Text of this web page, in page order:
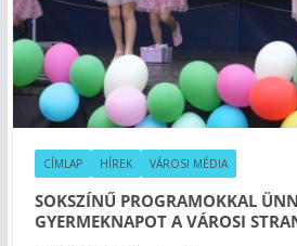
CÍMLAP HÍREK VÁROSI MÉDIA
SOKSZÍNŰ PROGRAMOKKAL
GYERMEKNAPOT A VÁROSI